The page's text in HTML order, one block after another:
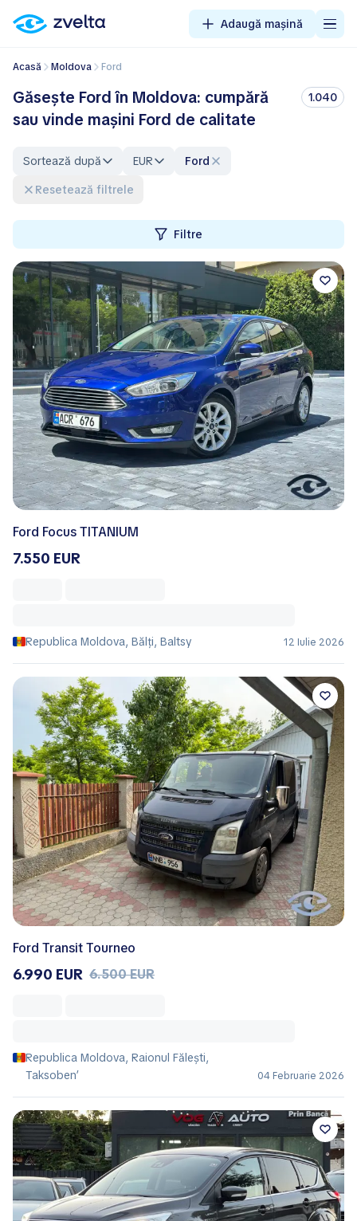
Adaugă mașină
Acasă Moldova Ford
Găsește Ford în Moldova: cumpără
sau vinde mașini Ford de calitate
1.040
Sortează după EUR
Ford
Resetează filtrele
Filtre
Ford Focus TITANIUM
7.550 EUR
Republica Moldova, Bălţi, Baltsy 12 Iulie 2026
Ford Transit Tourneo
6.990 EUR 6.500 EUR
Republica Moldova, Raionul Fălești,
Taksoben’
04 Februarie 2026